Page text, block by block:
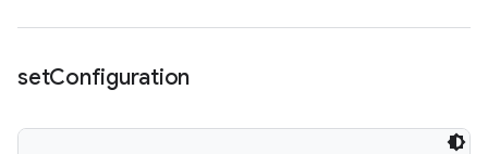
setConfiguration